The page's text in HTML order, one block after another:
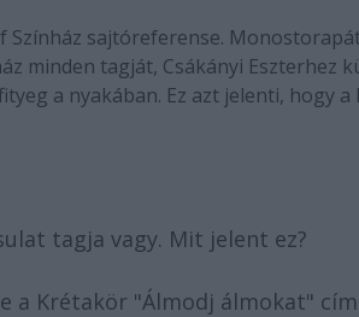
Színház sajtóreferense.
minden tagját, Csákányi Eszterhez
a nyakában. Ez azt jelenti, hogy
tagja vagy. Mit jelent ez?
a Krétakör "Álmodj álmokat"